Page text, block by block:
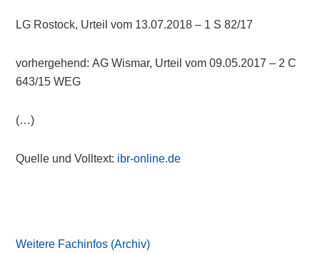
LG Rostock, Urteil vom 13.07.2018 – 1 S 82/17
vorhergehend: AG Wismar, Urteil vom 09.05.2017 – 2 C
643/15 WEG
(…)
Quelle und Volltext: ibr-online.de
Weitere Fachinfos (Archiv)